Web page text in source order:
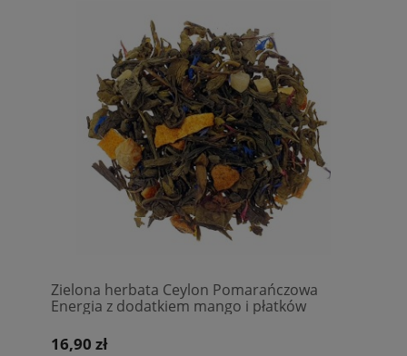
Zielona herbata Ceylon Pomarańczowa
Energia z dodatkiem mango i płatków
16,90 zł